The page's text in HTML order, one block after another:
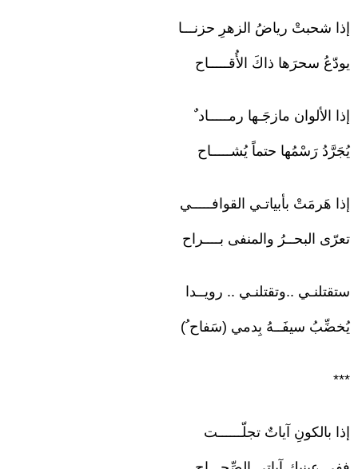
إذا شحبتْ رياضُ الزهرِ حزنـــا
يودّعُ سحرَها ذاكَ الأُقـــــاح
إذا الألوان مازجَـها رمـــــاد ٌ
يُجَرَّدُ رَسْمُها حتماً يُشـــــاح
إذا هَرمَتْ بأبياتـي القوافـــــي
تعرّى البحــرُ والمنفى بــــراح
ستقتلنـي ..وتقتلنـي .. رويــدا
يُخضِّبُ سيفَــهُ بِدمي (سَفاح ُ)
***
إذا بالكونِ آياتٌ تجلّــــــت